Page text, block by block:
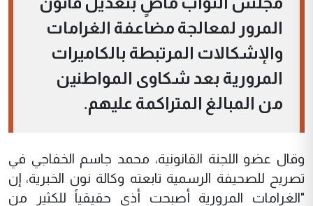
المرور لمعالجة مضاعفة الغرامات
والإشكالات المرتبطة بالكاميرات
المرورية بعد شكاوى المواطنين
من المبالغ المتراكمة عليهم.
وقال عضو اللجنة القانونية، محمد جاسم الخفاجي في
تصريح للصحيفة الرسمية تابعته وكالة نون الخبرية، إن
"الغرامات المرورية أصبحت أذى حقيقياً للكثير من